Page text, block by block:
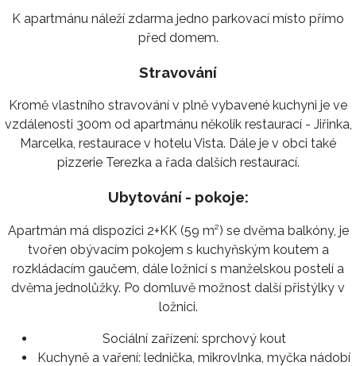
K apartmánu náleží zdarma jedno parkovací místo přímo
před domem.
Stravování
Kromě vlastního stravování v plně vybavené kuchyni je ve
vzdálenosti 300m od apartmánu několik restaurací - Jiřinka,
Marcelka, restaurace v hotelu Vista. Dále je v obci také
pizzerie Terezka a řada dalších restaurací.
Ubytování - pokoje:
Apartmán má dispozici 2+KK (59 m²) se dvěma balkóny, je
tvořen obývacím pokojem s kuchyňským koutem a
rozkládacím gaučem, dále ložnicí s manželskou postelí a
dvěma jednolůžky. Po domluvě možnost další přistýlky v
ložnici.
Sociální zařízení: sprchový kout
Kuchyně a vaření: lednička, mikrovlnka, myčka nádobí